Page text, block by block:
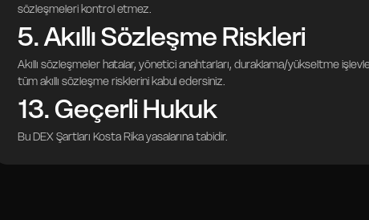
sözleşmeleri kontrol etmez.
5. Akıllı Sözleşme Riskleri
Akıllı sözleşmeler hatalar, yönetici anahtarları, duraklama/yükseltme
tüm akıllı sözleşme risklerini kabul edersiniz.
13. Geçerli Hukuk
Bu DEX Şartları Kosta Rika yasalarına tabidir.